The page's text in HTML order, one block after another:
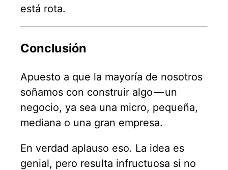
está rota.
Conclusión
Apuesto a que la mayoría de nosotros
soñamos con construir algo — un
negocio, ya sea una micro, pequeña,
mediana o una gran empresa.
En verdad aplauso eso. La idea es
genial, pero resulta infructuosa si no